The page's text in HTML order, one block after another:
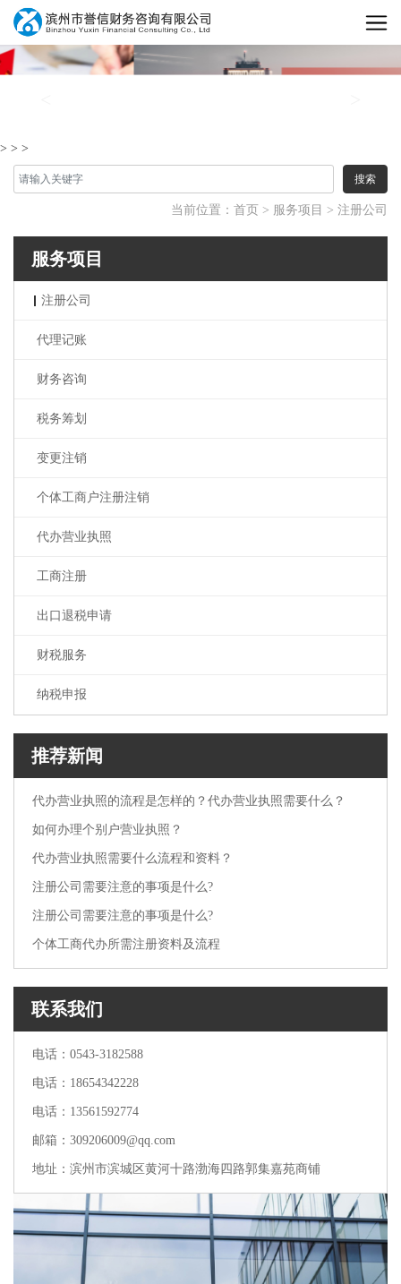
首页
公司动态
服务项目
代理记账
财务咨询
税务筹划
变更注销
工商注册
出口退税申请
财税服务
> > >
搜索
当前位置： 首页 > 服务项目 > 注册公司
服务项目
注册公司
代理记账
财务咨询
税务筹划
变更注销
个体工商户注册注销
代办营业执照
工商注册
出口退税申请
财税服务
纳税申报
推荐新闻
代办营业执照的流程是怎样的？代办营业执照需要什么？
如何办理个别户营业执照？
代办营业执照需要什么流程和资料？
注册公司需要注意的事项是什么?
注册公司需要注意的事项是什么?
个体工商代办所需注册资料及流程
联系我们
电话：0543-3182588
电话：18654342228
电话：13561592774
邮箱：309206009@qq.com
地址：滨州市滨城区黄河十路渤海四路郭集嘉苑商铺